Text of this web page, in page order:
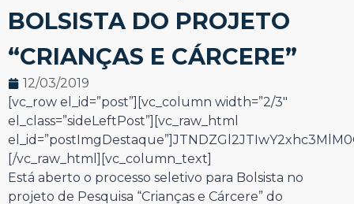
BOLSISTA DO PROJETO
“CRIANÇAS E CÁRCERE”
12/03/2019
[vc_row el_id=”post”][vc_column width=”2/3″
el_class=”sideLeftPost”][vc_raw_html
[/vc_raw_html][vc_column_text]
Está aberto o processo seletivo para Bolsista no
projeto de Pesquisa “Crianças e Cárcere” do